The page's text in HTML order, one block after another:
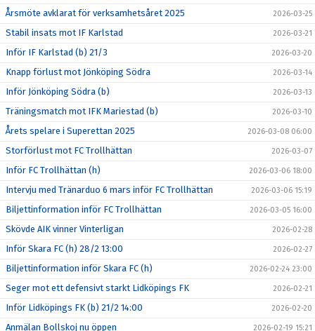
Årsmöte avklarat för verksamhetsåret 2025 2026-03-25
Stabil insats mot IF Karlstad 2026-03-21
Inför IF Karlstad (b) 21/3 2026-03-20
Knapp förlust mot Jönköping Södra 2026-03-14
Inför Jönköping Södra (b) 2026-03-13
Träningsmatch mot IFK Mariestad (b) 2026-03-10
Årets spelare i Superettan 2025 2026-03-08 06:00
Storförlust mot FC Trollhättan 2026-03-07
Inför FC Trollhättan (h) 2026-03-06 18:00
Intervju med Tränarduo 6 mars inför FC Trollhättan 2026-03-06 15:19
Biljettinformation inför FC Trollhättan 2026-03-05 16:00
Skövde AIK vinner Vinterligan 2026-02-28
Inför Skara FC (h) 28/2 13:00 2026-02-27
Biljettinformation inför Skara FC (h) 2026-02-24 23:00
Seger mot ett defensivt starkt Lidköpings FK 2026-02-21
Inför Lidköpings FK (b) 21/2 14:00 2026-02-20
Anmälan Bollskoj nu öppen 2026-02-19 15:21